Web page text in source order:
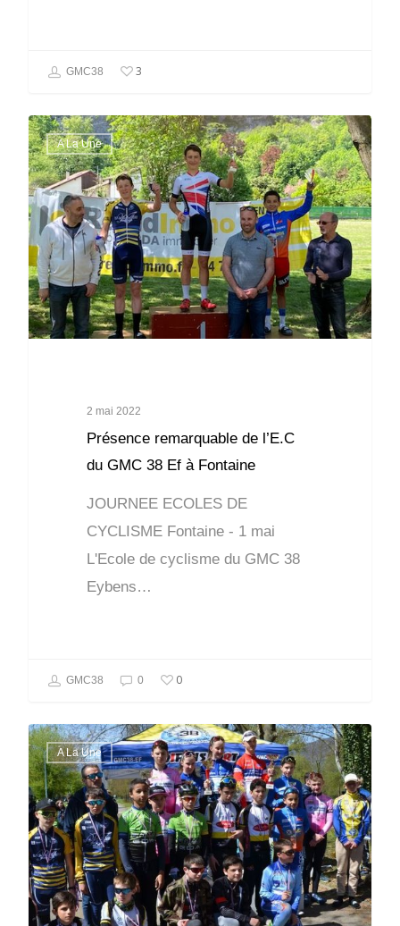
GMC38 3
A La Une
2 mai 2022
Présence remarquable de l’E.C
du GMC 38 Ef à Fontaine
JOURNEE ECOLES DE
CYCLISME Fontaine - 1 mai
L'Ecole de cyclisme du GMC 38
Eybens…
GMC38 0 0
A La Une